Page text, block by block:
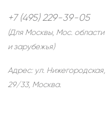
+7 (495) 229-39-05
(Для Москвы, Мос. области
и зарубежья)
Адрес: ул. Нижегородская,
29/33, Москва.